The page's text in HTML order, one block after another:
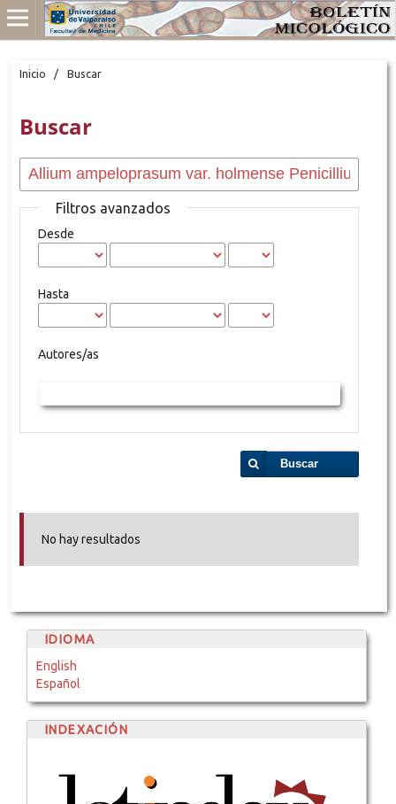
Inicio / Buscar
Buscar
Filtros avanzados
Desde
Hasta
Autores/as
Buscar
No hay resultados
IDIOMA
English
Español
INDEXACIÓN